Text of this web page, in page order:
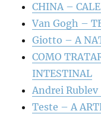
CHINA –
Van Gogh –
Giotto – A
COMO
INTESTINAL
Andrei Rublev
Teste – A